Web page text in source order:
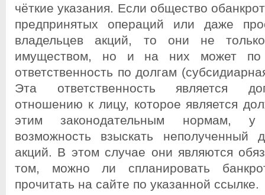
чёткие указания. Если общество
предпринятых операций или даже
владельцев акций, то они не
имуществом, но и на них может по
ответственность по долгам
Эта ответственность является
отношению к лицу, которое является
этим законодательным нормам, у
возможность взыскать неполученный
акций. В этом случае они являются
том, можно ли спланировать
прочитать на сайте по указанной ссылке.